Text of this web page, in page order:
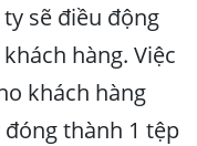
ty sẽ điều động
hàng. Việc
khách hàng
thành 1 tệp